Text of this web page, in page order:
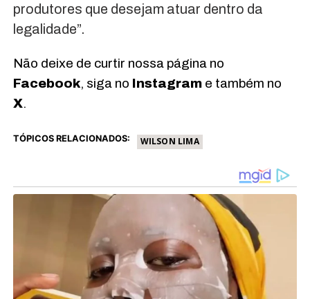
produtores que desejam atuar dentro da
legalidade”.
Não deixe de curtir nossa página no
Facebook, siga no Instagrame também no
X.
TÓPICOS RELACIONADOS: WILSON LIMA